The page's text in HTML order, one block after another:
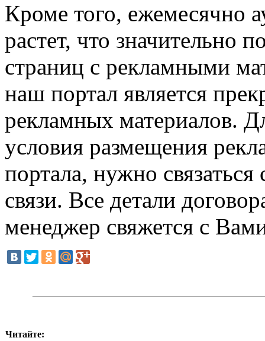
Кроме того, ежемесячно
растет, что значительно
страниц с рекламными
наш портал является
рекламных материалов.
условия размещения
портала, нужно
связи. Все детали
менеджер свяжется с
Читайте: